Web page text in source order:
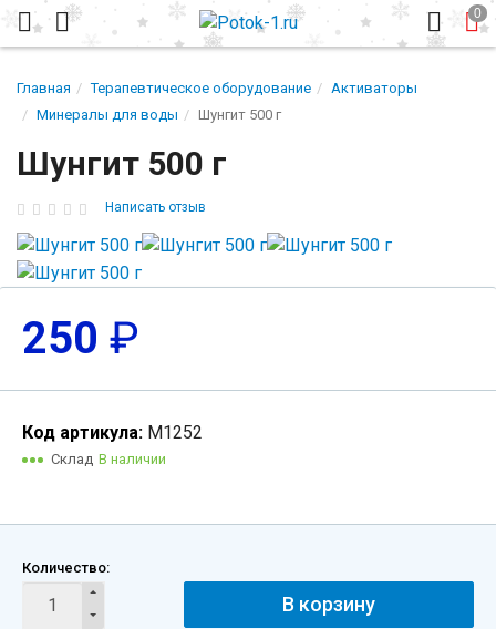
Главная Терапевтическое оборудование
Активаторы
Минералы для воды
Шунгит 500 г
Шунгит 500 г
Написать отзыв
250 ₽
Код артикула: М1252
Склад В наличии
Количество:
В корзину